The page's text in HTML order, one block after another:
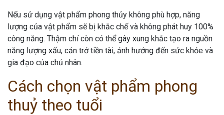
Nếu sử dụng vật phẩm phong thủy không phù hợp, năng
lượng của vật phẩm sẽ bị khắc chế và không phát huy 100%
công năng. Thậm chí còn có thể gây xung khắc tạo ra nguồn
năng lượng xấu, cản trở tiền tài, ảnh hưởng đến sức khỏe và
gia đạo của chủ nhân.
Cách chọn vật phẩm phong
thuỷ theo tuổi